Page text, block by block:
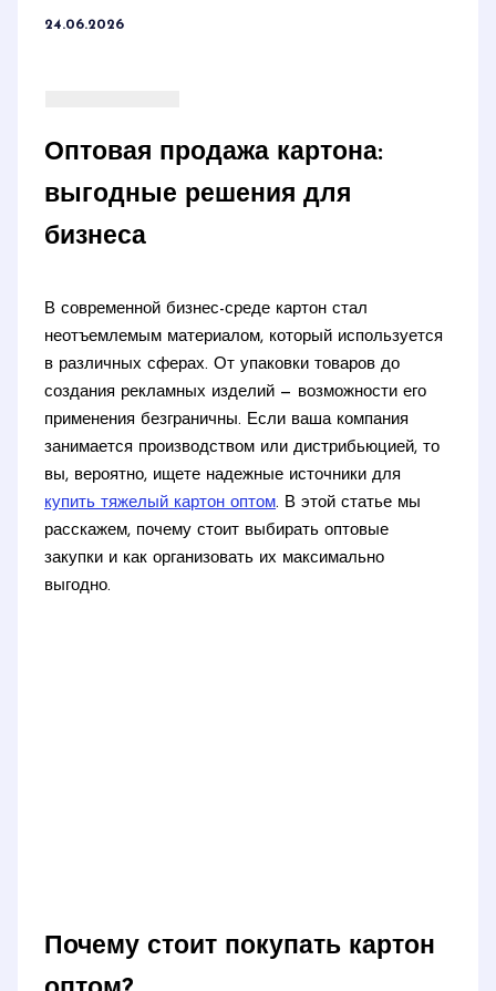
24.06.2026
Оптовая продажа картона:
выгодные решения для
бизнеса
В современной бизнес-среде картон стал
неотъемлемым материалом, который используется
в различных сферах. От упаковки товаров до
создания рекламных изделий — возможности его
применения безграничны. Если ваша компания
занимается производством или дистрибьюцией, то
вы, вероятно, ищете надежные источники для
купить тяжелый картон оптом. В этой статье мы
расскажем, почему стоит выбирать оптовые
закупки и как организовать их максимально
выгодно.
Почему стоит покупать картон